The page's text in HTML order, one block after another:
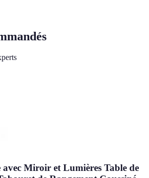
avec Miroir et Lumières Table de